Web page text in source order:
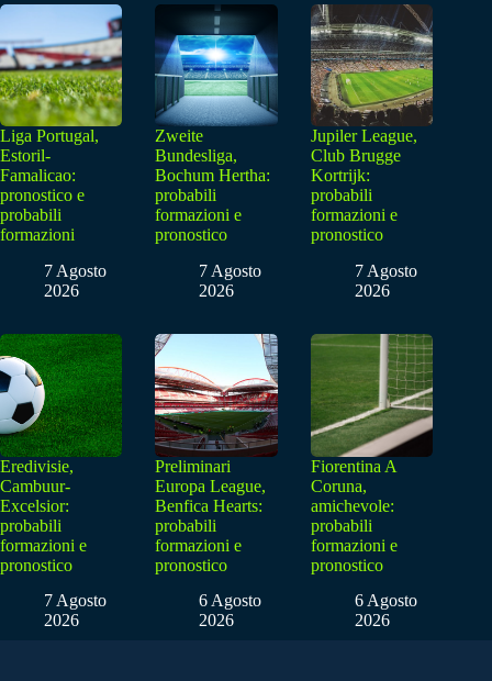
Liga Portugal,
Estoril-
Famalicao:
pronostico e
probabili
formazioni
7 Agosto
2026
Zweite
Bundesliga,
Bochum Hertha:
probabili
formazioni e
pronostico
7 Agosto
2026
Jupiler League,
Club Brugge
Kortrijk:
probabili
formazioni e
pronostico
7 Agosto
2026
Eredivisie,
Cambuur-
Excelsior:
probabili
formazioni e
pronostico
7 Agosto
2026
Preliminari
Europa League,
Benfica Hearts:
probabili
formazioni e
pronostico
6 Agosto
2026
Fiorentina A
Coruna,
amichevole:
probabili
formazioni e
pronostico
6 Agosto
2026